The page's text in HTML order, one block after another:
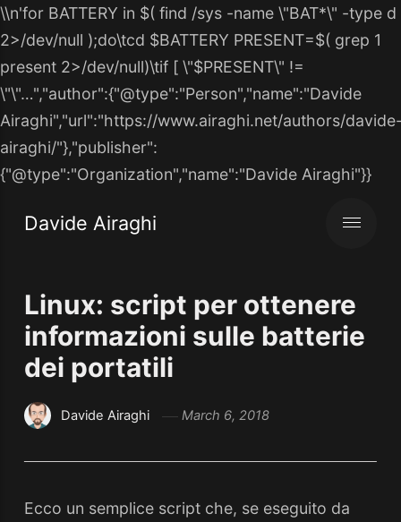
\\n'for BATTERY in $( find /sys -name \"BAT*\" -type d
2>/dev/null );do\tcd $BATTERY PRESENT=$( grep 1
present 2>/dev/null)\tif [ \"$PRESENT\" !=
\"\"…","author":{"@type":"Person","name":"Davide
Airaghi","url":"https://www.airaghi.net/authors/
airaghi/"},"publisher":
{"@type":"Organization","name":"Davide Airaghi"}}
Davide Airaghi
Linux: script per ottenere
informazioni sulle batterie
dei portatili
Davide Airaghi March 6, 2018
Ecco un semplice script che, se eseguito da